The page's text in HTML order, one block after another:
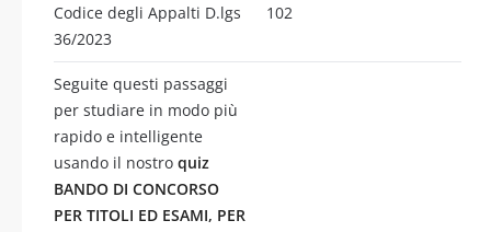
Codice degli Appalti D.lgs
36/2023
102
Seguite questi passaggi
per studiare in modo più
rapido e intelligente
usando il nostro quiz
BANDO DI CONCORSO
PER TITOLI ED ESAMI, PER